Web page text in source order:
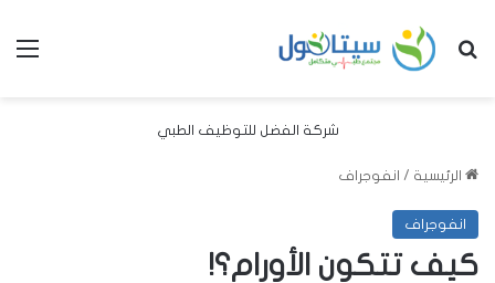
بحث عن
شركة الفضل للتوظيف الطبي
الرئيسية / انفوجراف
انفوجراف
كيف تتكون الأورام؟!